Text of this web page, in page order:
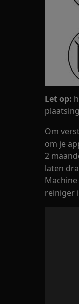
Let op:
Om
om je
2
laten
reiniger